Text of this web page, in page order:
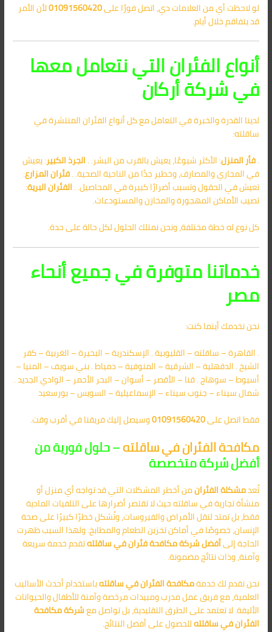
لو لاحظت أي من العلامات دي، اتصل فورًا على01091560420لأن الأمر
قد يتفاقم خلال أيام.
أنواع الفئران التي نتعامل معها
في شركة أركان
لدينا القدرة والخبرة في التعامل مع كل أنواع الفئران المنتشرة في
ساقلته:
.فأر المنزل: الأكثر شيوعًا، يعيش بالقرب من البشر. .الجرذ الكبير: يعيش
في المجاري والمصارف، وخطير جدًا من الناحية الصحية. .فئران المزارع:
تعيش في الحقول وتسبب أضرارًا كبيرة في المحاصيل. .الفئران البرية:
تصيب الأماكن المهجورة والمخازن والمستودعات.
كل نوع له خطة مختلفة، ونحن نمتلك الحلول لكل حالة على حدة.
خدماتنا متوفرة في جميع أنحاء
مصر
نحن نخدمك أينما كنت:
. القاهرة – ساقلته – القليوبية . الإسكندرية – البحيرة – الغربية – كفر
الشيخ . الدقهلية – الشرقية – المنوفية – دمياط . بني سويف – المنيا –
أسيوط – سوهاج . قنا – الأقصر – أسوان – البحر الأحمر – الوادي الجديد .
شمال سيناء – جنوب سيناء – الإسماعيلية – السويس – بورسعيد
فقط اتصل على01091560420وسيصل إليك فريقنا في أقرب وقت.
مكافحة الفئران في ساقلته– حلول فورية من
أفضل شركة متخصصة
تُعدمشكلة الفئرانمن أخطر المشكلات التي قد تواجه أي منزل أو
منشأة تجارية في ساقلته حيث لا تقتصر أضرارها على التلفيات المادية
فقط، بل تمتد لنقل الأمراض والفيروسات، وتُشكل خطرًا كبيرًا على صحة
الإنسان، خصوصًا في أماكن تخزين الطعام والمطابخ. ولهذا السبب ظهرت
الحاجة إلىأفضل شركة مكافحة فئران في ساقلتهتقدم خدمة سريعة
وآمنة، وذات نتائج مضمونة.
نحن نقدم لك خدمةمكافحة الفئران في ساقلتهباستخدام أحدث الأساليب
العلمية، مع فريق عمل مدرب ومبيدات مرخصة وآمنة للأطفال والحيوانات
الأليفة. لا تعتمد على الطرق التقليدية، بل تواصل معشركة مكافحة
الفئران في ساقلتهللحصول على أفضل النتائج.